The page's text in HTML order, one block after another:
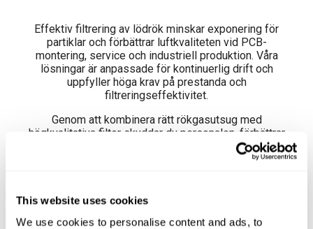
This website uses cookies
We use cookies to personalise content and ads, to
Effektiv filtrering av lödrök minskar exponering för
partiklar och förbättrar luftkvaliteten vid PCB-
montering, service och industriell produktion. Våra
lösningar är anpassade för kontinuerlig drift och
uppfyller höga krav på prestanda och
filtreringseffektivitet.
Genom att kombinera rätt rökgasutsug med
högkvalitativa filter skyddar du personalen, förbättrar
arbetsmiljön och säkerställer en professionell